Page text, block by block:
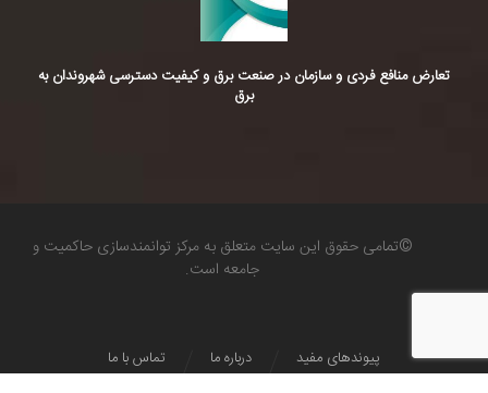
تعارض منافع فردی و سازمان در صنعت برق و کیفیت دسترسی شهروندان به
برق
©تمامی حقوق این سایت متعلق به مرکز توانمندسازی حاکمیت و
جامعه است.
تماس با ما درباره ما پیوندهای مفید